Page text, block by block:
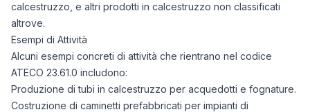
calcestruzzo, e altri prodotti in calcestruzzo non classificati
altrove.
Esempi di Attività
Alcuni esempi concreti di attività che rientrano nel codice
ATECO 23.61.0 includono:
Produzione di tubi in calcestruzzo per acquedotti e fognature.
Costruzione di caminetti prefabbricati per impianti di